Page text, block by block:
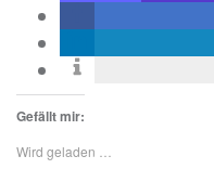
Gefällt mir:
Wird geladen …